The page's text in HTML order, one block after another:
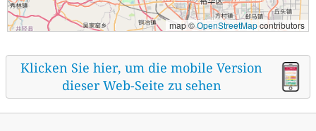
map ©OpenStreetMapcontributors
Klicken Sie hier, um die mobile Version
dieser Web-Seite zu sehen